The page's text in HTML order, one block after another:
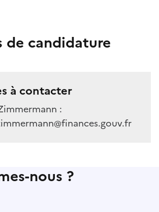
de candidature
à contacter
:
nous ?